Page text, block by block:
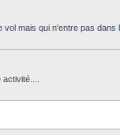
mais qui n'entre pas